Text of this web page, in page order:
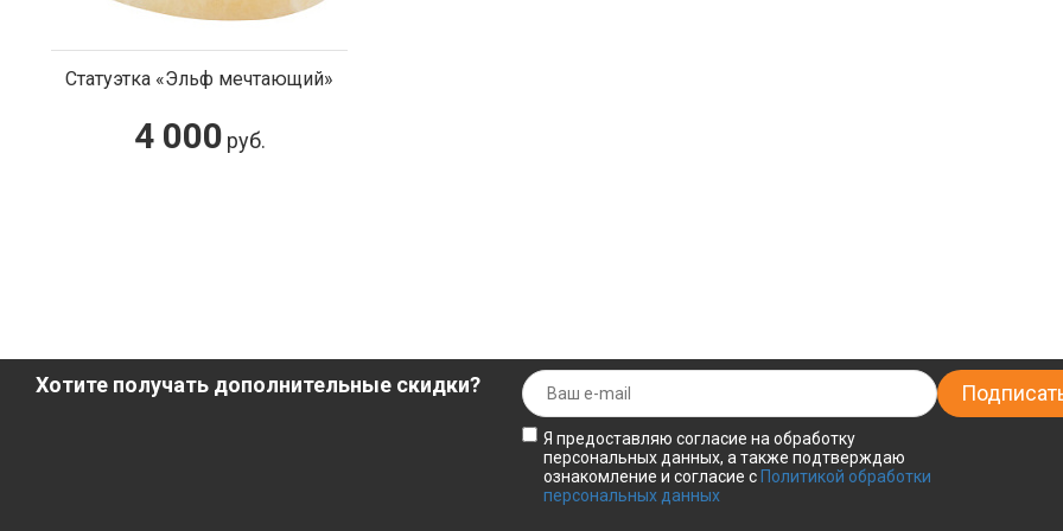
Статуэтка «Эльф мечтающий»
4 000 руб.
Хотите получать дополнительные скидки?
Я предоставляю согласие на обработку
персональных данных, а также подтверждаю
ознакомление и согласие с Политикой обработки
персональных данных